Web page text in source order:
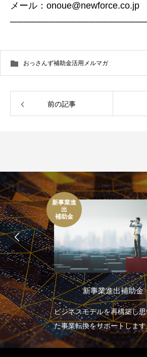
メール：onoue@newforce.co.jp
おっさんず補助金活用メルマガ
前の記事
新事業進
出
補助金
新事業進出補助金
ビジネスモデルを再構築し
た事業転換をサポートしま